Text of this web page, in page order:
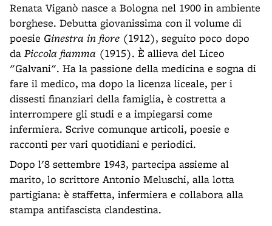
Renata Viganò nasce a Bologna nel 1900 in ambiente
borghese. Debutta giovanissima con il volume di
poesie Ginestra in fiore (1912), seguito poco dopo
da Piccola fiamma (1915). È allieva del Liceo
"Galvani". Ha la passione della medicina e sogna di
fare il medico, ma dopo la licenza liceale, per i
dissesti finanziari della famiglia, è costretta a
interrompere gli studi e a impiegarsi come
infermiera. Scrive comunque articoli, poesie e
racconti per vari quotidiani e periodici.
Dopo l'8 settembre 1943, partecipa assieme al
marito, lo scrittore Antonio Meluschi, alla lotta
partigiana: è staffetta, infermiera e collabora alla
stampa antifascista clandestina.